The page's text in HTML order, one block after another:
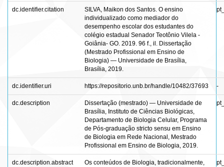
dc.identifier.citation
SILVA, Maikon dos Santos. O ensino
individualizado como mediador do
desempenho escolar dos estudantes do
colégio estadual Senador Teotônio Vilela -
Goiânia- GO. 2019. 96 f., il. Dissertação
(Mestrado Profissional em Ensino de
Biologia) — Universidade de Brasília,
Brasília, 2019.
dc.identifier.uri https://repositorio.unb.br/handle/10482/37693 -
dc.description
Dissertação (mestrado) — Universidade de
Brasília, Instituto de Ciências Biológicas,
Departamento de Biologia Celular, Programa
de Pós-graduação stricto sensu em Ensino
de Biologia em Rede Nacional, Mestrado
Profissional em Ensino de Biologia, 2019.
dc.description.abstract
Os conteúdos de Biologia, tradicionalmente,